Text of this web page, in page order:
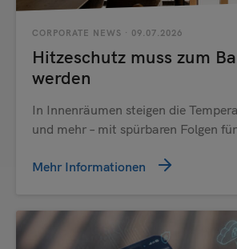
CORPORATE NEWS · 09.07.2026
Hitzeschutz muss zum
werden
In Innenräumen steigen die
und mehr – mit spürbaren Folgen
Mehr Informationen